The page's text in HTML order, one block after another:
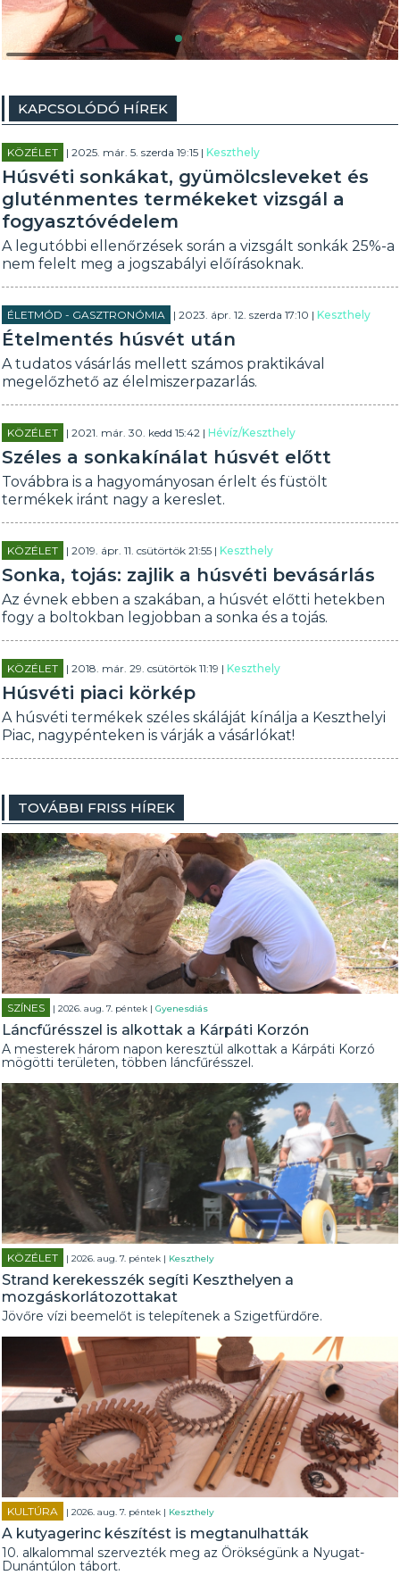
KAPCSOLÓDÓ HÍREK
KÖZÉLET | 2025. már. 5. szerda 19:15 |Keszthely
Húsvéti sonkákat, gyümölcsleveket és
gluténmentes termékeket vizsgál a
fogyasztóvédelem
A legutóbbi ellenőrzések során a vizsgált sonkák 25%-a
nem felelt meg a jogszabályi előírásoknak.
ÉLETMÓD - GASZTRONÓMIA | 2023. ápr. 12. szerda 17:10 |Keszthely
Ételmentés húsvét után
A tudatos vásárlás mellett számos praktikával
megelőzhető az élelmiszerpazarlás.
KÖZÉLET | 2021. már. 30. kedd 15:42 |Hévíz/Keszthely
Széles a sonkakínálat húsvét előtt
Továbbra is a hagyományosan érlelt és füstölt
termékek iránt nagy a kereslet.
KÖZÉLET | 2019. ápr. 11. csütörtök 21:55 |Keszthely
Sonka, tojás: zajlik a húsvéti bevásárlás
Az évnek ebben a szakában, a húsvét előtti hetekben
fogy a boltokban legjobban a sonka és a tojás.
KÖZÉLET | 2018. már. 29. csütörtök 11:19 |Keszthely
Húsvéti piaci körkép
A húsvéti termékek széles skáláját kínálja a Keszthelyi
Piac, nagypénteken is várják a vásárlókat!
TOVÁBBI FRISS HÍREK
SZÍNES | 2026. aug. 7. péntek |Gyenesdiás
Láncfűrésszel is alkottak a Kárpáti Korzón
A mesterek három napon keresztül alkottak a Kárpáti Korzó
mögötti területen, többen láncfűrésszel.
KÖZÉLET | 2026. aug. 7. péntek | Keszthely
Strand kerekesszék segíti Keszthelyen a
mozgáskorlátozottakat
Jövőre vízi beemelőt is telepítenek a Szigetfürdőre.
KULTÚRA | 2026. aug. 7. péntek | Keszthely
A kutyagerinc készítést is megtanulhatták
10. alkalommal szervezték meg az Örökségünk a Nyugat-
Dunántúlon tábort.